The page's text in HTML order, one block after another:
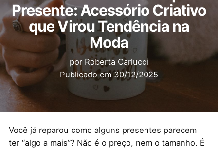
Presente: Acessório Criativo
que Virou Tendência na
Moda
por Roberta Carlucci
Publicado em30/12/2025
Você já reparou como alguns presentes parecem
ter “algo a mais”? Não é o preço, nem o tamanho. É